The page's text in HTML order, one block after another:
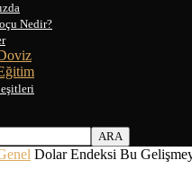
Nedir?
Dolar Endeksi Bu